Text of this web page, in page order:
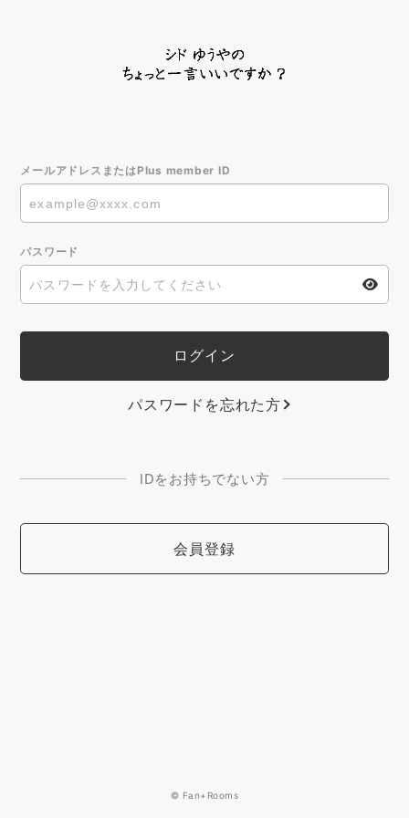
メールアドレスまたはPlus member ID
パスワード
パスワードを忘れた方
IDをお持ちでない方
会員登録
© Fan+Rooms